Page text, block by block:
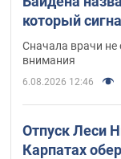
который
Сначала врачи не
внимания
6.08.2026 12:46
Отпуск Леси
Карпатах